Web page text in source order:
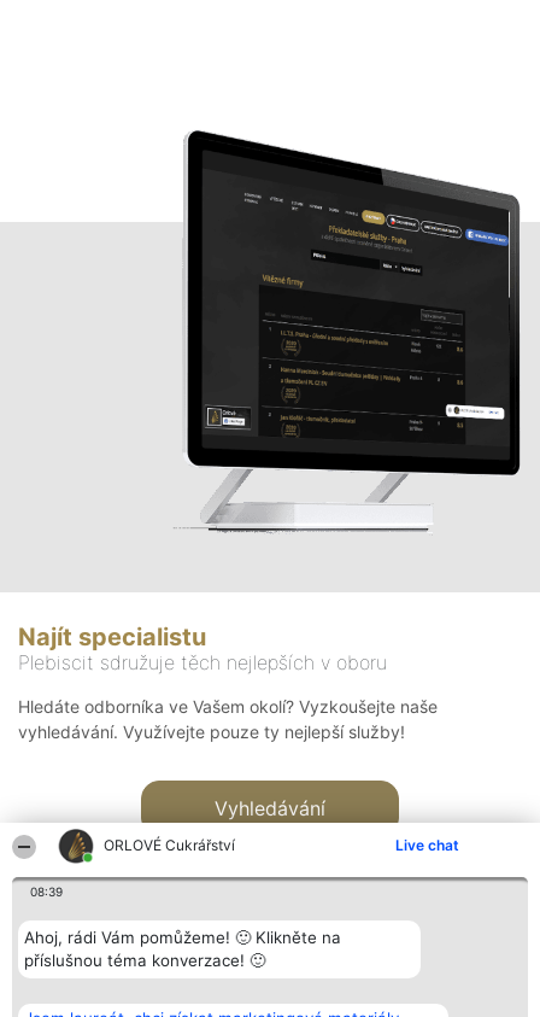
ORLOVÉ Cukrářství Live chat
08:39
Ahoj, rádi Vám pomůžeme! 🙂 Klikněte na
příslušnou téma konverzace! 🙂
Najít specialistu
Plebiscit sdružuje těch nejlepších v oboru
Hledáte odborníka ve Vašem okolí? Vyzkoušejte naše
vyhledávání. Využívejte pouze ty nejlepší služby!
Vyhledávání
Bright Side Solutions sp. z o.
Vítězové
Kontakt